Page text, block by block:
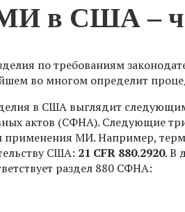
в США –
по требованиям
во многом определит
в США выглядит
актов (СФНА). Следующие
применения МИ. Например,
США: 21 CFR 880.2920. В
раздел 880 СФНА: